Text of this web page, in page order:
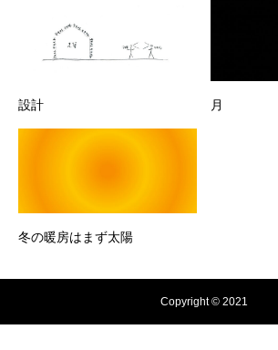
設計 月
冬の暖房はまず太陽
Copyright © 2021